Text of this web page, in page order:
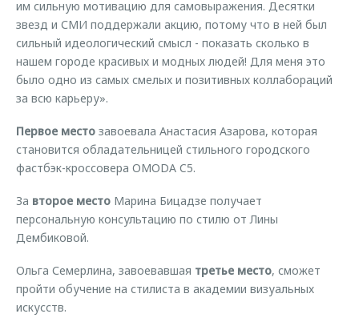
им сильную мотивацию для самовыражения. Десятки
звезд и СМИ поддержали акцию, потому что в ней был
сильный идеологический смысл - показать сколько в
нашем городе красивых и модных людей! Для меня это
было одно из самых смелых и позитивных коллабораций
за всю карьеру».
Первое место завоевала Анастасия Азарова, которая
становится обладательницей стильного городского
фастбэк-кроссовера OMODA C5.
За второе место Марина Бицадзе получает
персональную консультацию по стилю от Лины
Дембиковой.
Ольга Семерлина, завоевавшая третье место, сможет
пройти обучение на стилиста в академии визуальных
искусств.